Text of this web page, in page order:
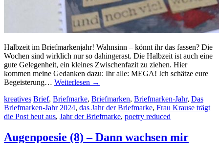
Halbzeit im Briefmarkenjahr! Wahnsinn – könnt ihr das fassen? Die
Wochen sind wirklich nur so dahingerast. Die Halbzeit ist auch eine
gute Gelegenheit, ein kleines Zwischenfazit zu ziehen. Hier
kommen meine Gedanken dazu: Ihr alle: MEGA! Ich schätze eure
Begeisterung… Weiterlesen →
kreatives Brief, Briefmarke, Briefmarken, Briefmarken-Jahr, Das
Briefmarken-Jahr 2024, das Jahr der Briefmarke, Frau Krause trägt
die Post heut aus, Jahr der Briefmarke, poetry reduced
Augenpoesie (8) – Dann wachsen mir